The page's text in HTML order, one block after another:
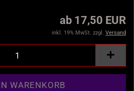
ab 17,50 EUR
inkl. 19% MwSt. zzgl. Versand